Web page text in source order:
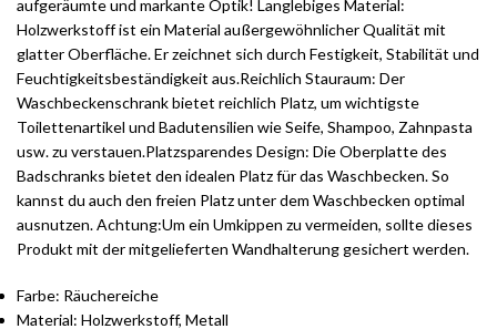
aufgeräumte und markante Optik! Langlebiges Material:
Holzwerkstoff ist ein Material außergewöhnlicher Qualität mit
glatter Oberfläche. Er zeichnet sich durch Festigkeit, Stabilität und
Feuchtigkeitsbeständigkeit aus.Reichlich Stauraum: Der
Waschbeckenschrank bietet reichlich Platz, um wichtigste
Toilettenartikel und Badutensilien wie Seife, Shampoo, Zahnpasta
usw. zu verstauen.Platzsparendes Design: Die Oberplatte des
Badschranks bietet den idealen Platz für das Waschbecken. So
kannst du auch den freien Platz unter dem Waschbecken optimal
ausnutzen. Achtung:Um ein Umkippen zu vermeiden, sollte dieses
Produkt mit der mitgelieferten Wandhalterung gesichert werden.
Farbe: Räuchereiche
Material: Holzwerkstoff, Metall